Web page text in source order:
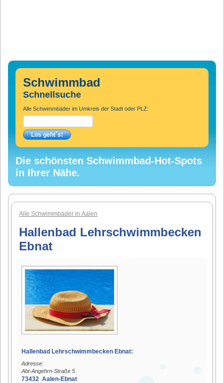
Schwimmbad
Schnellsuche
Alle Schwimmbäder im Umkreis der Stadt oder PLZ:
Die schönsten Schwimmbad-Hot-Spots
in Ihrer Nähe.
Alle Schwimmbäder in Aalen
Hallenbad Lehrschwimmbecken
Ebnat
Hallenbad Lehrschwimmbecken Ebnat:
Adresse:
Abt-Angehrn-Straße 5
73432 Aalen-Ebnat